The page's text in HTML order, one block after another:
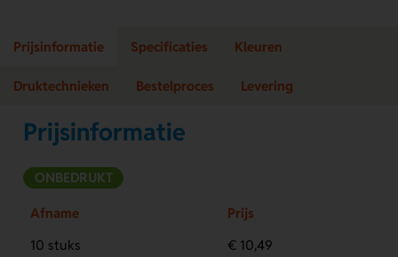
Prijsinformatie Specificaties Kleuren
Druktechnieken Bestelproces Levering
Prijsinformatie
ONBEDRUKT
Afname
Prijs
10 stuks
€ 10,49